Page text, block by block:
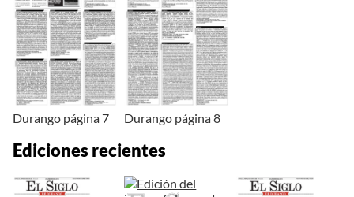
Durango página 7 Durango página 8
Ediciones recientes